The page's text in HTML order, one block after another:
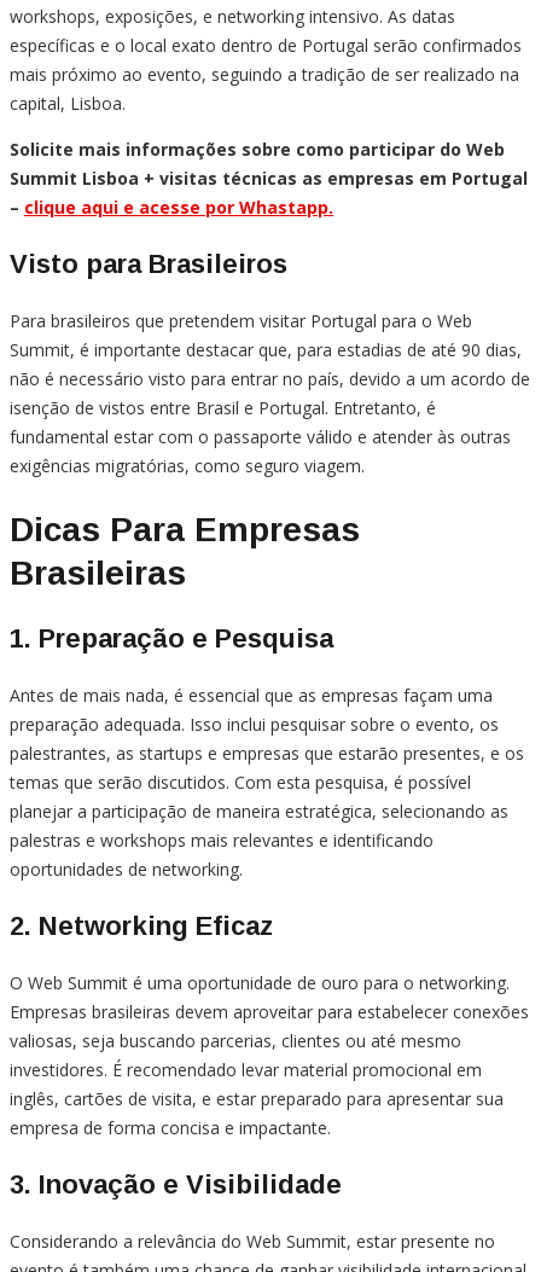
workshops, exposições, e networking intensivo. As datas
específicas e o local exato dentro de Portugal serão confirmados
mais próximo ao evento, seguindo a tradição de ser realizado na
capital, Lisboa.
Solicite mais informações sobre como participar do Web
Summit Lisboa + visitas técnicas as empresas em Portugal
– clique aqui e acesse por Whastapp.
Visto para Brasileiros
Para brasileiros que pretendem visitar Portugal para o Web
Summit, é importante destacar que, para estadias de até 90 dias,
não é necessário visto para entrar no país, devido a um acordo de
isenção de vistos entre Brasil e Portugal. Entretanto, é
fundamental estar com o passaporte válido e atender às outras
exigências migratórias, como seguro viagem.
Dicas Para Empresas
Brasileiras
1. Preparação e Pesquisa
Antes de mais nada, é essencial que as empresas façam uma
preparação adequada. Isso inclui pesquisar sobre o evento, os
palestrantes, as startups e empresas que estarão presentes, e os
temas que serão discutidos. Com esta pesquisa, é possível
planejar a participação de maneira estratégica, selecionando as
palestras e workshops mais relevantes e identificando
oportunidades de networking.
2. Networking Eficaz
O Web Summit é uma oportunidade de ouro para o networking.
Empresas brasileiras devem aproveitar para estabelecer conexões
valiosas, seja buscando parcerias, clientes ou até mesmo
investidores. É recomendado levar material promocional em
inglês, cartões de visita, e estar preparado para apresentar sua
empresa de forma concisa e impactante.
3. Inovação e Visibilidade
Considerando a relevância do Web Summit, estar presente no